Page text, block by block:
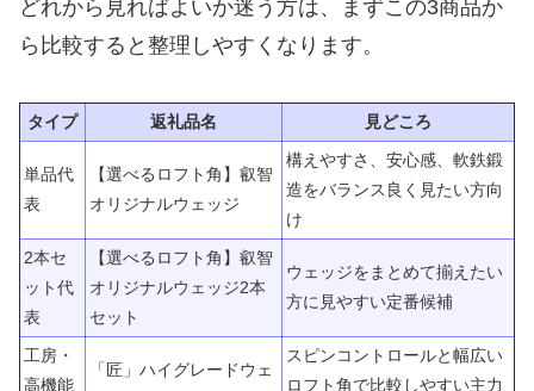
どれから見ればよいか迷う方は、まずこの3商品か
ら比較すると整理しやすくなります。
タイプ 返礼品名 見どころ
単品代
表
【選べるロフト角】叡智
オリジナルウェッジ
構えやすさ、安心感、軟鉄鍛
造をバランス良く見たい方向
け
2本セ
ット代
表
【選べるロフト角】叡智
オリジナルウェッジ2本
セット
ウェッジをまとめて揃えたい
方に見やすい定番候補
工房・
高機能
「匠」ハイグレードウェ
スピンコントロールと幅広い
ロフト角で比較しやすい主力